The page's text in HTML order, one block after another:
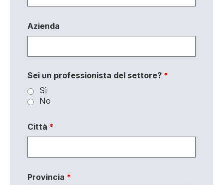
Azienda
Sei un professionista del settore? *
Sì
No
Città *
Provincia *